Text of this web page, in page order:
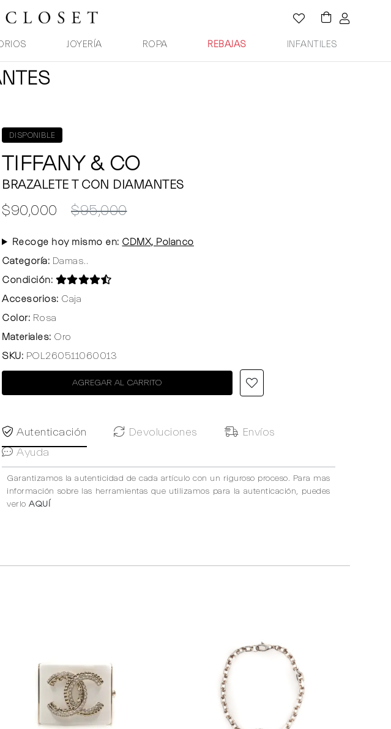
JOYERÍA ROPA REBAJAS INFANTILES
DISPONIBLE
TIFFANY & CO
BRAZALETE T CON DIAMANTES
$90,000 $95,000
Recoge hoy mismo en: CDMX, Polanco
Categoría: Damas..
Condición:
Accesorios: Caja
Color: Rosa
Materiales: Oro
SKU: POL260511060013
AGREGAR AL CARRITO
Autenticación Devoluciones
Envíos
Ayuda
Garantizamos la autenticidad de cada artículo con un riguroso proceso. Para mas
información sobre las herramientas que utilizamos para la autenticación, puedes
verlo AQUÍ